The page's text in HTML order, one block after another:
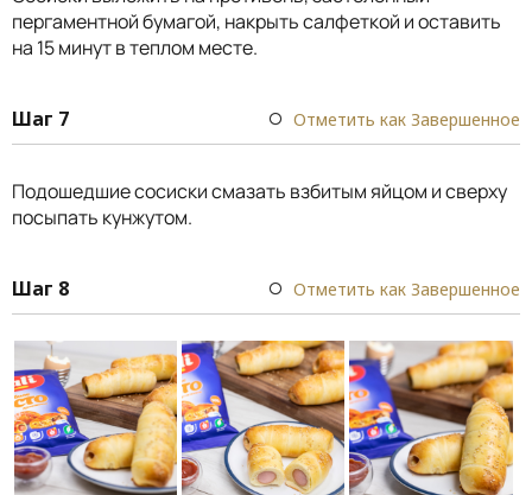
пергаментной бумагой, накрыть салфеткой и оставить
на 15 минут в теплом месте.
Шаг 7 Отметить как Завершенное
Подошедшие сосиски смазать взбитым яйцом и сверху
посыпать кунжутом.
Шаг 8 Отметить как Завершенное